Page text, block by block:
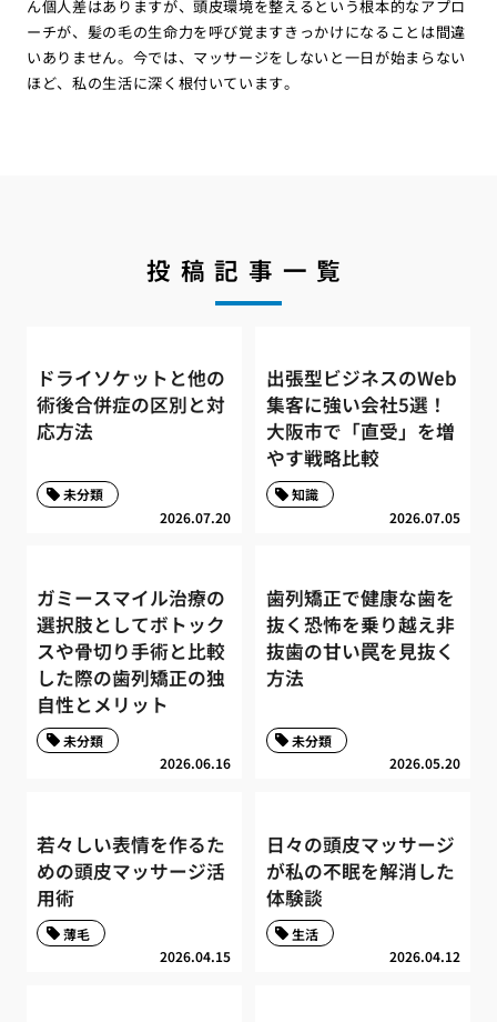
ん個人差はありますが、頭皮環境を整えるという根本的なアプロ
ーチが、髪の毛の生命力を呼び覚ますきっかけになることは間違
いありません。今では、マッサージをしないと一日が始まらない
ほど、私の生活に深く根付いています。
投稿記事一覧
ドライソケットと他の
術後合併症の区別と対
応方法
2026.07.20
未分類
出張型ビジネスのWeb
集客に強い会社5選！
大阪市で「直受」を増
やす戦略比較
2026.07.05
知識
ガミースマイル治療の
選択肢としてボトック
スや骨切り手術と比較
した際の歯列矯正の独
自性とメリット
2026.06.16
未分類
歯列矯正で健康な歯を
抜く恐怖を乗り越え非
抜歯の甘い罠を見抜く
方法
2026.05.20
未分類
若々しい表情を作るた
めの頭皮マッサージ活
用術
2026.04.15
薄毛
日々の頭皮マッサージ
が私の不眠を解消した
体験談
2026.04.12
生活